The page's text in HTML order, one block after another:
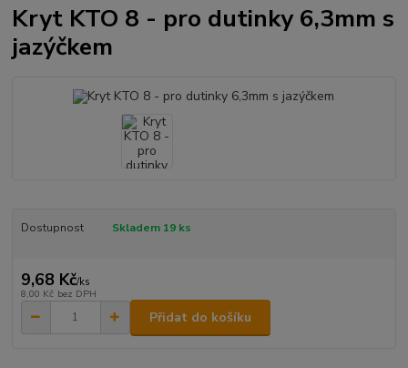
Kryt KTO 8 - pro dutinky 6,3mm s
jazýčkem
Dostupnost Skladem 19 ks
9,68 Kč/ks
8,00 Kč bez DPH
Přidat do košíku